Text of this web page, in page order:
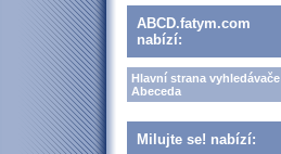
ABCD.fatym.com
nabízí:
Hlavní strana vyhledávače
Abeceda
Milujte se! nabízí: